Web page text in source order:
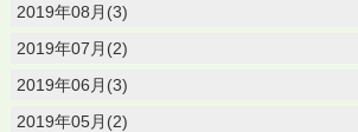
2019年08月(3)
2019年07月(2)
2019年06月(3)
2019年05月(2)